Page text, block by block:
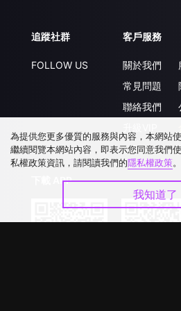
追蹤社群
FOLLOW US
客戶服務
關於我們
常見問題
聯絡我們
下載 APP
為提供您更多優質的服務與內容，本網站
繼續閱覽本網站內容，即表示您同意我們
私權政策資訊，請閱讀我們的隱私權政策。
我知道了